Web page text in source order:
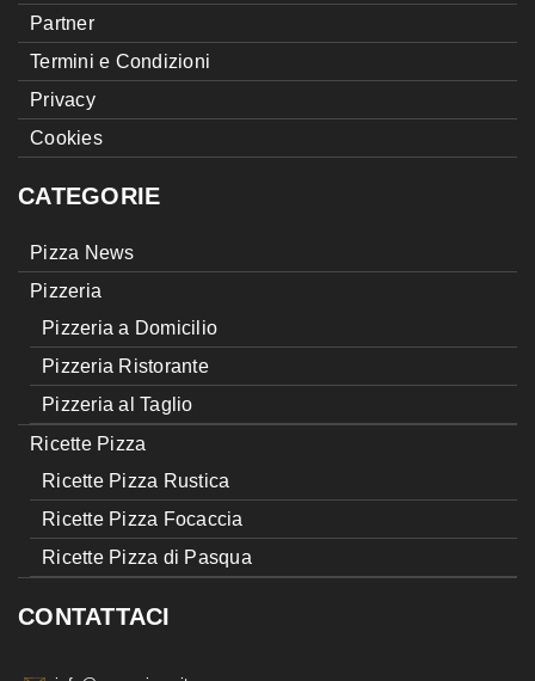
Partner
Termini e Condizioni
Privacy
Cookies
CATEGORIE
Pizza News
Pizzeria
Pizzeria a Domicilio
Pizzeria Ristorante
Pizzeria al Taglio
Ricette Pizza
Ricette Pizza Rustica
Ricette Pizza Focaccia
Ricette Pizza di Pasqua
CONTATTACI